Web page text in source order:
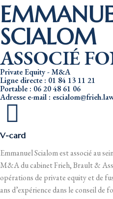
SCIALOM
ASSOCIÉ
Private Equity - M&A
Ligne directe : 01 84 13 11 21
Portable : 06 20 48 61 06
Adresse e-mail :
V-card
Emmanuel Scialom est associé au
M&A du cabinet Frieh, Brault &
opérations de private equity et de
ans d’expérience dans le conseil de